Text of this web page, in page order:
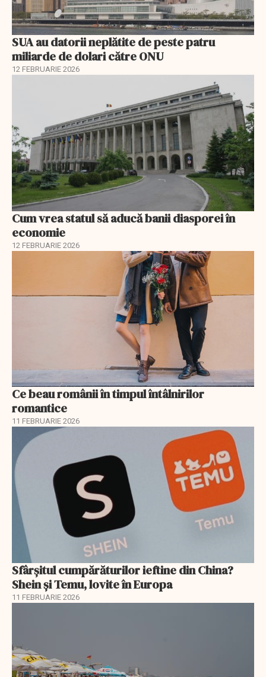
SUA au datorii neplătite de peste patru
miliarde de dolari către ONU
12 FEBRUARIE 2026
Cum vrea statul să aducă banii diasporei în
economie
12 FEBRUARIE 2026
Ce beau românii în timpul întâlnirilor
romantice
11 FEBRUARIE 2026
Sfârșitul cumpărăturilor ieftine din China?
Shein și Temu, lovite în Europa
11 FEBRUARIE 2026